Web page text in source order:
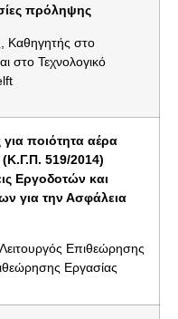
πρόληψης
Καθηγητής στο
στο Τεχνολογικό
για ποιότητα αέρα
519/2014)
Εργοδοτών και
για την Ασφάλεια
Επιθεώρησης
Εργασίας